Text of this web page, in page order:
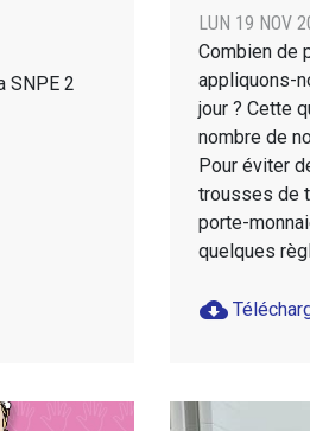
SNPE 2
LUN 19 NOV
Combien de
appliquons-
jour ? Cette
nombre de
Pour éviter
trousses de
porte-
quelques
cloud_download